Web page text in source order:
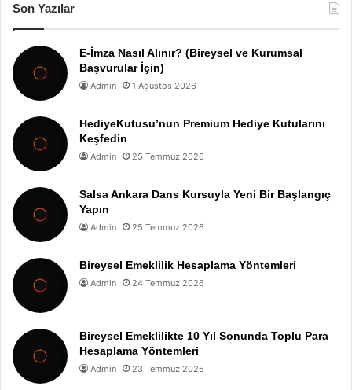
Son Yazılar
E-İmza Nasıl Alınır? (Bireysel ve Kurumsal
Başvurular İçin)
Admin 1 Ağustos 2026
HediyeKutusu’nun Premium Hediye Kutularını
Keşfedin
Admin 25 Temmuz 2026
Salsa Ankara Dans Kursuyla Yeni Bir Başlangıç
Yapın
Admin 25 Temmuz 2026
Bireysel Emeklilik Hesaplama Yöntemleri
Admin 24 Temmuz 2026
Bireysel Emeklilikte 10 Yıl Sonunda Toplu Para
Hesaplama Yöntemleri
Admin 23 Temmuz 2026